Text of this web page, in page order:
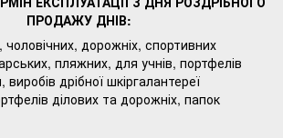
ПРОДАЖУ ДНІВ:
чоловічних, дорожніх, спортивних
пляжних, для учнів, портфелів
виробів дрібної шкіргалантереї
ділових та дорожніх, папок